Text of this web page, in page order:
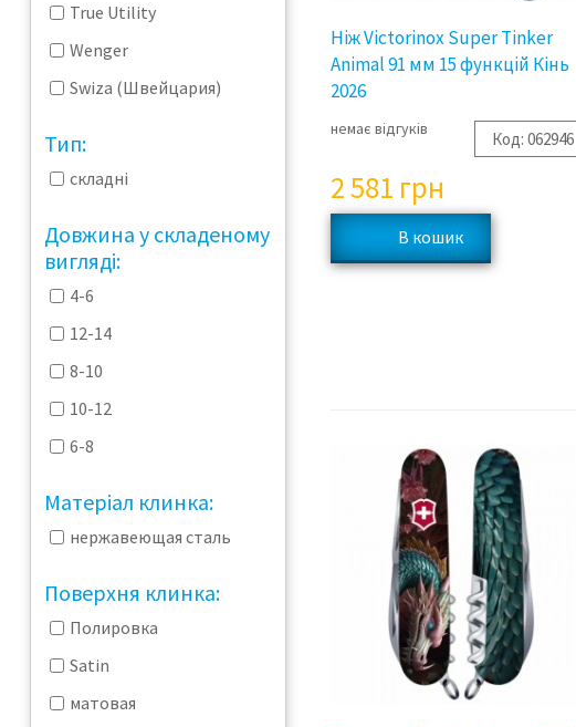
True Utility
Wenger
Swiza (Швейцария)
Тип:
складні
Довжина у складеному
вигляді:
4-6
12-14
8-10
10-12
6-8
Матеріал клинка:
нержавеющая сталь
Поверхня клинка:
Полировка
Satin
матовая
Ніж Victorinox Super Tinker
Animal 91 мм 15 функцій Кінь
2026
немає відгуків Код: 062946
2 581 грн